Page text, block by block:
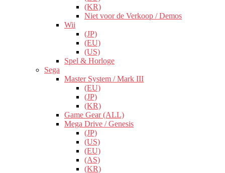
(KR)
Niet voor de Verkoop / Demos
Wii
(JP)
(EU)
(US)
Spel & Horloge
Sega
Master System / Mark III
(EU)
(JP)
(KR)
Game Gear (ALL)
Mega Drive / Genesis
(JP)
(US)
(EU)
(AS)
(KR)